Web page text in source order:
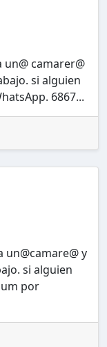
camarer@
si alguien
6867...
y
si alguien
por